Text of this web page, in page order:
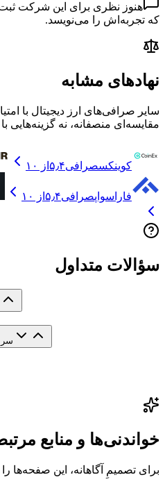
هنوز نظری برای این شرکت
که تجربه‌اش را می‌نویسد.
نهادهای مشابه
سایر صرافی‌های ارز دیجیتال با
مقایسه‌ای منصفانه، نه گزینه‌هایی
کوینکسصرافی۵٫۴ از ۱۰
فاراسواپصرافی۵٫۴ از ۱۰
سؤالات متداول
خواندنی‌ها و منابع
برای تصمیمِ آگاهانه، این صفحه‌ها را